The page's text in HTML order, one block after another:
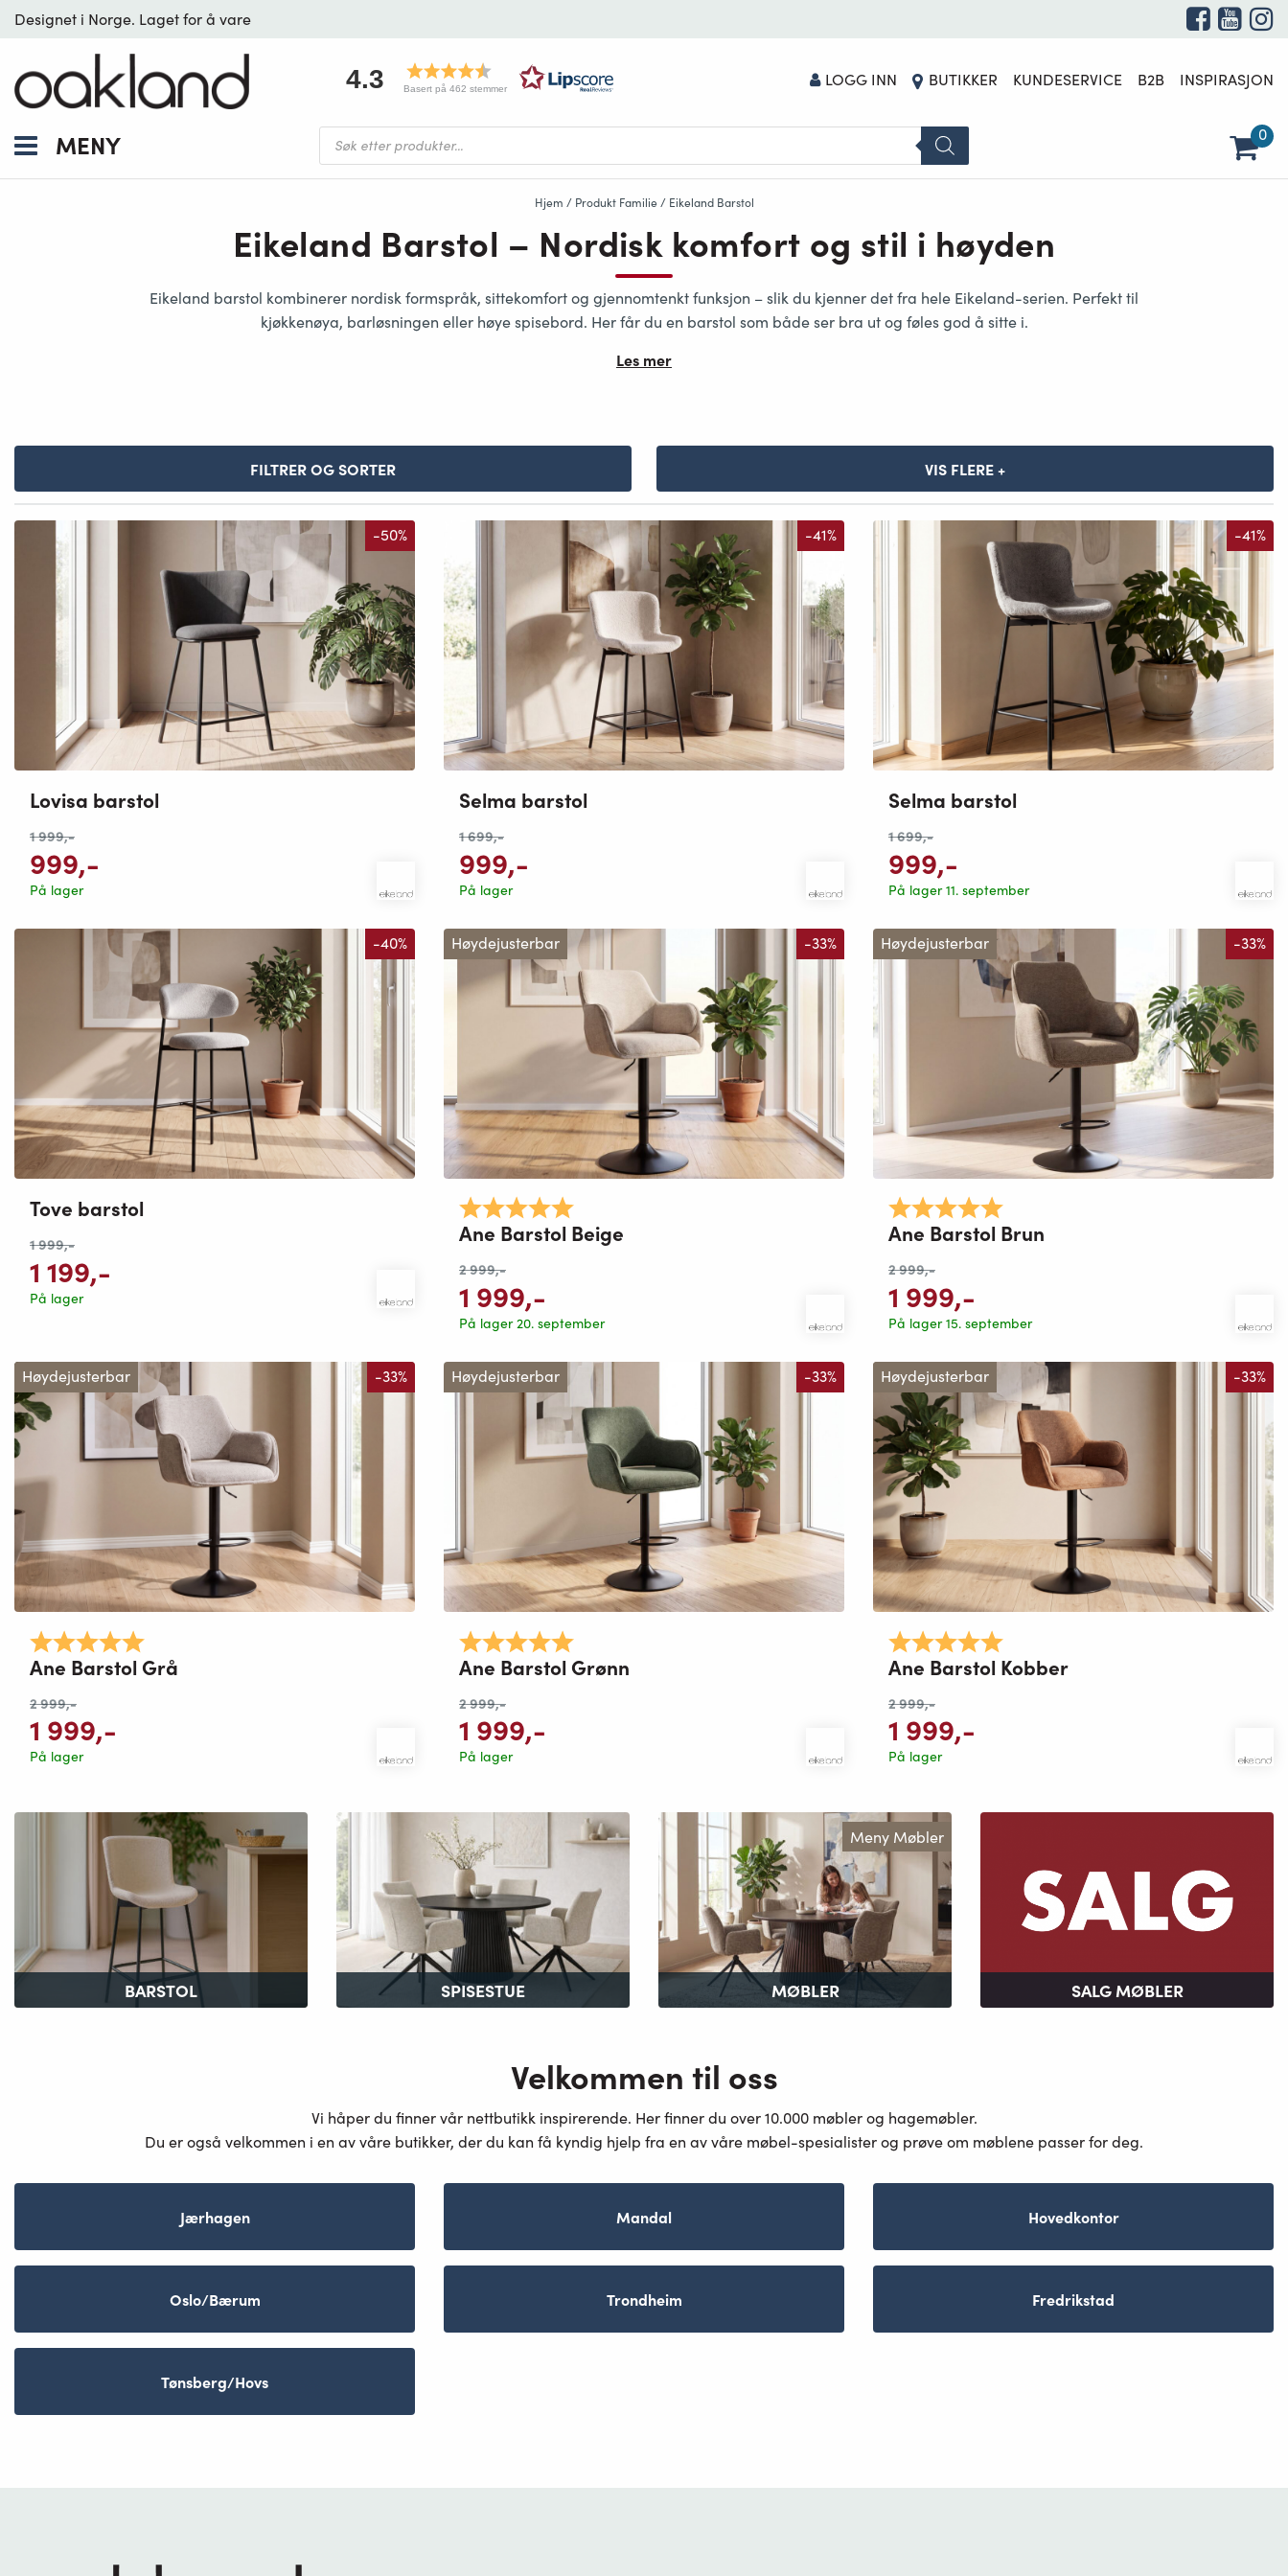
Designet i Norge. Laget for å vare
4.3 Basert på 462 stemmer LOGG INN BUTIKKER KUNDESERVICE B2B INSPIRASJON
MENY
Products
search
0
Hjem / Produkt Familie / Eikeland Barstol
Eikeland Barstol – Nordisk komfort og stil i høyden
Eikeland barstol kombinerer nordisk formspråk, sittekomfort og gjennomtenkt funksjon – slik du kjenner det fra hele Eikeland-serien. Perfekt til
kjøkkenøya, barløsningen eller høye spisebord. Her får du en barstol som både ser bra ut og føles god å sitte i.
Les mer
FILTRER OG SORTER VIS FLERE +
-50%
Lovisa barstol
1 999,-
999,-
På lager
-41%
Selma barstol
1 699,-
999,-
På lager
-41%
Selma barstol
1 699,-
999,-
På lager 11. september
-40%
Tove barstol
1 999,-
1 199,-
På lager
Høydejusterbar -33%
Karakter: 5.0 av 5 mulige
Ane Barstol Beige
2 999,-
1 999,-
På lager 20. september
Høydejusterbar -33%
Karakter: 5.0 av 5 mulige
Ane Barstol Brun
2 999,-
1 999,-
På lager 15. september
Høydejusterbar -33%
Karakter:
Ane Barstol Grå
2 999,-
1 999,-
På lager
Høydejusterbar -33%
Karakter: 5.0 av 5 mulige
Ane Barstol Grønn
2 999,-
1 999,-
På lager
Høydejusterbar -33%
Karakter: 5.0 av 5 mulige
Ane Barstol Kobber
2 999,-
1 999,-
På lager
BARSTOL SPISESTUE
Meny Møbler
MØBLER SALG MØBLER
Velkommen til oss
Vi håper du finner vår nettbutikk inspirerende. Her finner du over 10.000 møbler og hagemøbler.
Du er også velkommen i en av våre butikker, der du kan få kyndig hjelp fra en av våre møbel-spesialister og prøve om møblene passer for deg.
Jærhagen Mandal Hovedkontor
Oslo/Bærum Trondheim Fredrikstad
Tønsberg/Hovs